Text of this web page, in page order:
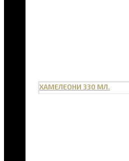
ХАМЕЛЕОНИ 330 МЛ.